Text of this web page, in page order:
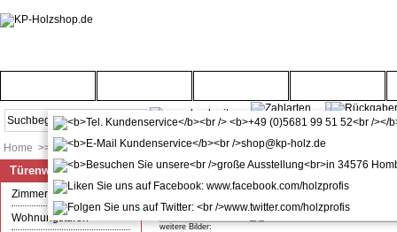
Home >> Türenwelt >> Türen nach Farbton
Zimmertür mit Zarge CPL
weitere Bilder:
Türenwelt
Zimmertüren
Wohnungstüren